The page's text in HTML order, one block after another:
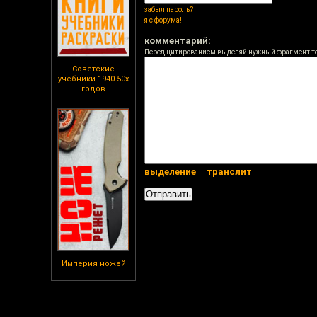
Советские
учебники 1940-50х
годов
Империя ножей
забыл пароль?
я с форума!
комментарий:
Перед цитированием выделяй нужный фрагмент
выделение транслит